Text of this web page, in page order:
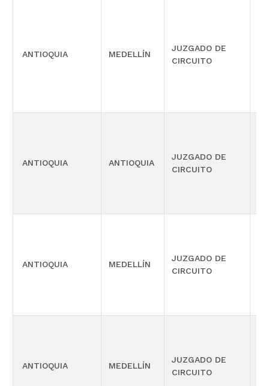
ANTIOQUIA MEDELLÍN
JUZGADO DE
CIRCUITO
ANTIOQUIA ANTIOQUIA
JUZGADO DE
CIRCUITO
ANTIOQUIA MEDELLÍN
JUZGADO DE
CIRCUITO
ANTIOQUIA MEDELLÍN
JUZGADO DE
CIRCUITO